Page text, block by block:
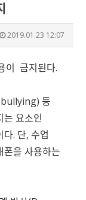
2019.01.23 12:07
이 금지된다.
bullying) 등
요소인
. 단, 수업
폰을 사용하는